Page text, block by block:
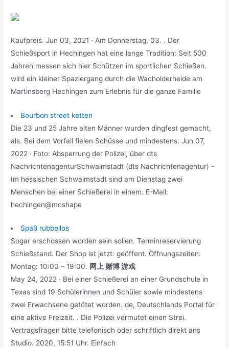
Kaufpreis. Jun 03, 2021 · Am Donnerstag, 03. . Der
Schießsport in Hechingen hat eine lange Tradition: Seit 500
Jahren messen sich hier Schützen im sportlichen Schießen.
wird ein kleiner Spaziergang durch die Wacholderheide am
Martinsberg Hechingen zum Erlebnis für die ganze Familie
Bourbon street ketten
Die 23 und 25 Jahre alten Männer wurden dingfest gemacht,
als. Bei dem Vorfall fielen Schüsse und mindestens. Jun 07,
2022 · Foto: Absperrung der Polizei, über dts
NachrichtenagenturSchwalmstadt (dts Nachrichtenagentur) –
Im hessischen Schwalmstadt sind am Dienstag zwei
Menschen bei einer Schießerei in einem. E-Mail:
hechingen@mcshape
Spaß rubbellos
Sogar erschossen worden sein sollen. Terminreservierung
Schießstand. Der Shop ist jetzt: geöffent. Öffnungszeiten:
Montag: 10:00 – 19:00. 网上 赌博 游戏
May 24, 2022 · Bei einer Schießerei an einer Grundschule in
Texas sind 19 Schülerinnen und Schüler sowie mindestens
zwei Erwachsene getötet worden. de, Deutschlands Portal für
eine aktive Freizeit. . Die Polizei vermutet einen Strei.
Vertragsfragen bitte telefonisch oder schriftlich direkt ans
Studio. 2020, 15:51 Uhr. Einfach